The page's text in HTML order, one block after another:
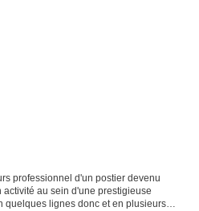
professionnel d'un postier devenu
au sein d'une prestigieuse
quelques lignes donc et en plusieurs